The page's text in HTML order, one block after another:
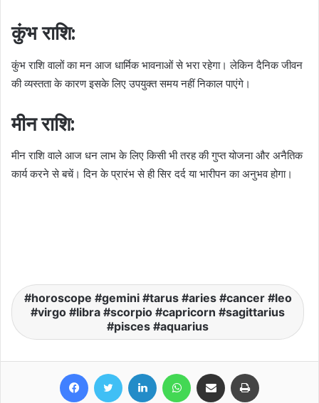
कुंभ राशि:
कुंभ राशि वालों का मन आज धार्मिक भावनाओं से भरा रहेगा। लेकिन दैनिक जीवन
की व्यस्तता के कारण इसके लिए उपयुक्त समय नहीं निकाल पाएंगे।
मीन राशि:
मीन राशि वाले आज धन लाभ के लिए किसी भी तरह की गुप्त योजना और अनैतिक
कार्य करने से बचें। दिन के प्रारंभ से ही सिर दर्द या भारीपन का अनुभव होगा।
horoscope #gemini #tarus #aries #cancer #leo
#virgo #libra #scorpio #capricorn #sagittarius
#pisces #aquarius
FacebookTwitter LinkedIn WhatsAppShare via Email